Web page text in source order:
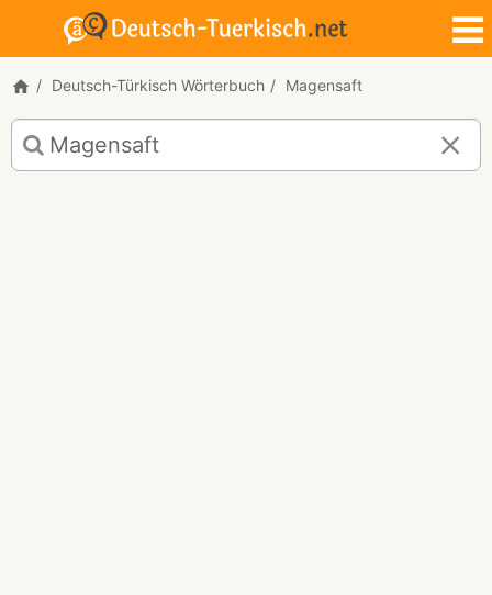
Deutsch-Türkisch Wörterbuch Magensaft
Deutsch-
Türkisch
Übersetzung